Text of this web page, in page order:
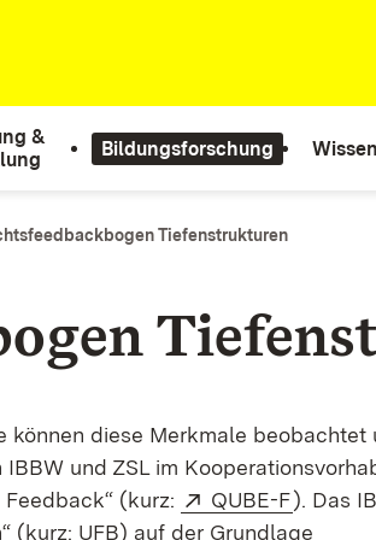
&
Bildungsforschung
Tiefenstrukturen
können diese Merkmale beobachtet
und ZSL im
(kurz:
Extern:
QUBE-F(Öffnet
). Das
(kurz: UFB) auf der Grundlage